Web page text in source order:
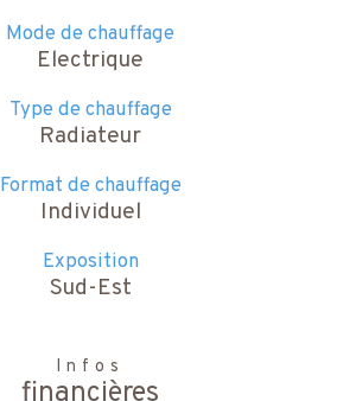
Mode de chauffage
Electrique
Type de chauffage
Radiateur
Format de chauffage
Individuel
Exposition
Sud-Est
Infos
financières